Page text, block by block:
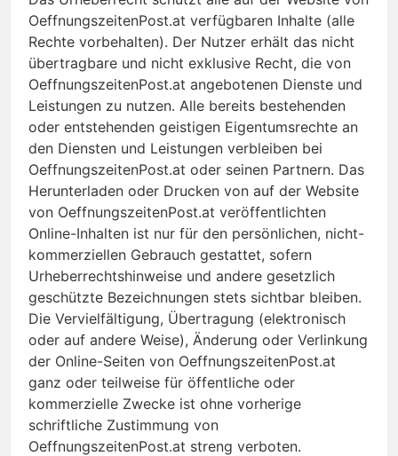
OeffnungszeitenPost.at verfügbaren Inhalte (alle
Rechte vorbehalten). Der Nutzer erhält das nicht
übertragbare und nicht exklusive Recht, die von
OeffnungszeitenPost.at angebotenen Dienste und
Leistungen zu nutzen. Alle bereits bestehenden
oder entstehenden geistigen Eigentumsrechte an
den Diensten und Leistungen verbleiben bei
OeffnungszeitenPost.at oder seinen Partnern. Das
Herunterladen oder Drucken von auf der Website
von OeffnungszeitenPost.at veröffentlichten
Online-Inhalten ist nur für den persönlichen, nicht-
kommerziellen Gebrauch gestattet, sofern
Urheberrechtshinweise und andere gesetzlich
geschützte Bezeichnungen stets sichtbar bleiben.
Die Vervielfältigung, Übertragung (elektronisch
oder auf andere Weise), Änderung oder Verlinkung
der Online-Seiten von OeffnungszeitenPost.at
ganz oder teilweise für öffentliche oder
kommerzielle Zwecke ist ohne vorherige
schriftliche Zustimmung von
OeffnungszeitenPost.at streng verboten.